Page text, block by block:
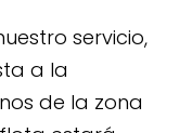
servicio,
a la
de la zona